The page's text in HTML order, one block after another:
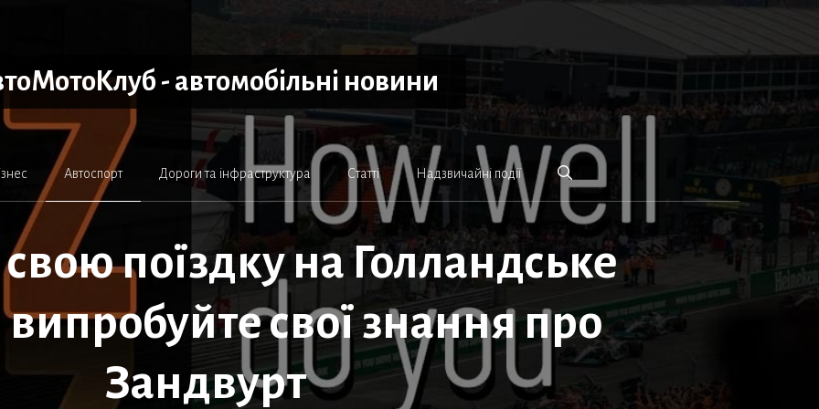
- автомобільні новини
Автоспорт Дороги та інфраструктура Статті Надзвичайні події
поїздку на Голландське
свої знання про
Зандвурт